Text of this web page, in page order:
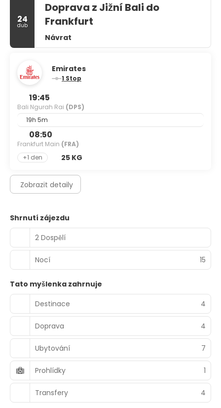
24
dub
Doprava z Jižní Bali do
Frankfurt
Návrat
Emirates
1 Stop
19:45
Bali Ngurah Rai (DPS)
19h 5m
08:50
Frankfurt Main (FRA)
+1 den
25 KG
Zobrazit detaily
Shrnutí zájezdu
2 Dospělí
Nocí 15
Tato myšlenka zahrnuje
Destinace
4
Doprava 4
Ubytování 7
Prohlídky 1
Transfery 4